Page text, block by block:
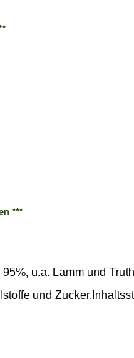
***
u.a. Lamm und
und